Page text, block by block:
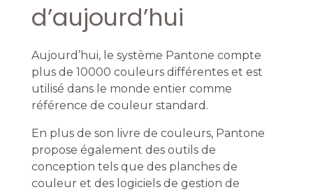
d’aujourd’hui
Aujourd’hui, le système Pantone compte
plus de 10000 couleurs différentes et est
utilisé dans le monde entier comme
référence de couleur standard.
En plus de son livre de couleurs, Pantone
propose également des outils de
conception tels que des planches de
couleur et des logiciels de gestion de